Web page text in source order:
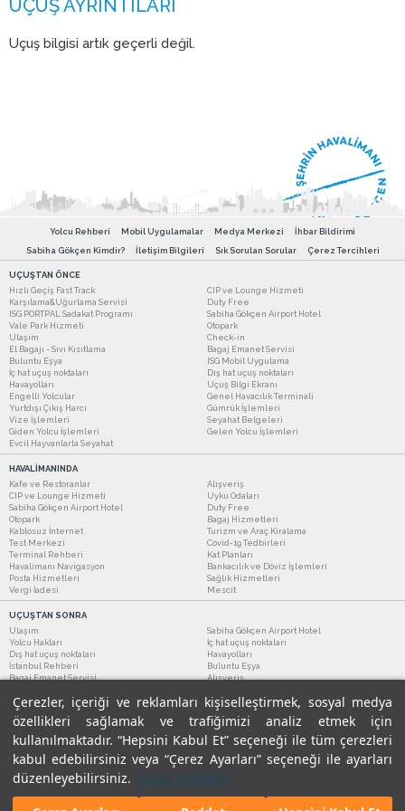
Çerezler, içeriği ve reklamları kişiselleştirmek, sosyal medya
özellikleri sağlamak ve trafiğimizi analiz etmek için
kullanılmaktadır. “Hepsini Kabul Et” seçeneği ile tüm çerezleri
kabul edebilirsiniz veya “Çerez Ayarları” seçeneği ile ayarları
düzenleyebilirsiniz. Çerez Politikası
Uçuş bilgisi artık geçerli değil.
Yolcu Rehberi Mobil Uygulamalar Medya Merkezi
İhbar Bildirimi
Sabiha Gökçen Kimdir?
İletişim Bilgileri Sık Sorulan Sorular Çerez Tercihleri
UÇUŞTAN ÖNCE
Hızlı Geçiş Fast Track
CIP ve Lounge Hizmeti
Karşılama&Uğurlama Servisi
Duty Free
ISG PORTPAL Sadakat Programı
Sabiha Gökçen Airport Hotel
Vale Park Hizmeti
Otopark
Ulaşım
Check-in
El Bagajı - Sıvı Kısıtlama
Bagaj Emanet Servisi
Buluntu Eşya
ISG Mobil Uygulama
İç hat uçuş noktaları
Dış hat uçuş noktaları
Havayolları
Uçuş Bilgi Ekranı
Engelli Yolcular
Genel Havacılık Terminali
Yurtdışı Çıkış Harcı
Gümrük İşlemleri
Vize İşlemleri
Seyahat Belgeleri
Giden Yolcu İşlemleri
Gelen Yolcu İşlemleri
Evcil Hayvanlarla Seyahat
HAVALİMANINDA
Kafe ve Restoranlar
Alışveriş
CIP ve Lounge Hizmeti
Uyku Odaları
Sabiha Gökçen Airport Hotel
Duty Free
Otopark
Bagaj Hizmetleri
Kablosuz İnternet
Turizm ve Araç Kiralama
Test Merkezi
Covid-19 Tedbirleri
Terminal Rehberi
Kat Planları
Havalimanı Navigasyon
Bankacılık ve Döviz İşlemleri
Posta Hizmetleri
Sağlık Hizmetleri
Vergi İadesi
Mescit
UÇUŞTAN SONRA
Ulaşım
Sabiha Gökçen Airport Hotel
Yolcu Hakları
İç hat uçuş noktaları
Dış hat uçuş noktaları
Havayolları
İstanbul Rehberi
Buluntu Eşya
Bagaj Emanet Servisi
Alışveriş